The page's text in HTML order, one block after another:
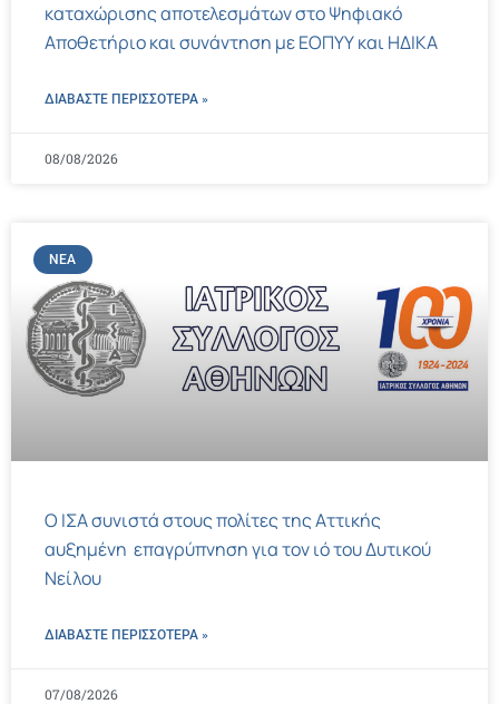
καταχώρισης αποτελεσμάτων στο Ψηφιακό
Αποθετήριο και συνάντηση με ΕΟΠΥΥ και ΗΔΙΚΑ
ΔΙΑΒΑΣΤΕ ΠΕΡΙΣΣΌΤΕΡΑ »
08/08/2026
ΝΈΑ
Ο ΙΣΑ συνιστά στους πολίτες της Αττικής
αυξημένη επαγρύπνηση για τον ιό του Δυτικού
Νείλου
ΔΙΑΒΑΣΤΕ ΠΕΡΙΣΣΌΤΕΡΑ »
07/08/2026